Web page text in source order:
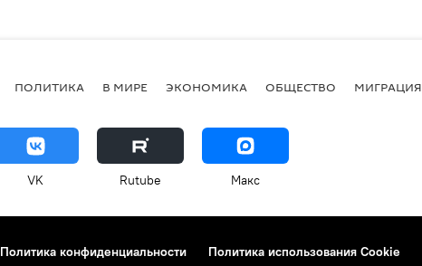
ПОЛИТИКА В МИРЕ ЭКОНОМИКА ОБЩЕСТВО МИГРАЦИЯ
VK Rutube Макс
Политика конфиденциальности Политика использования Cookie